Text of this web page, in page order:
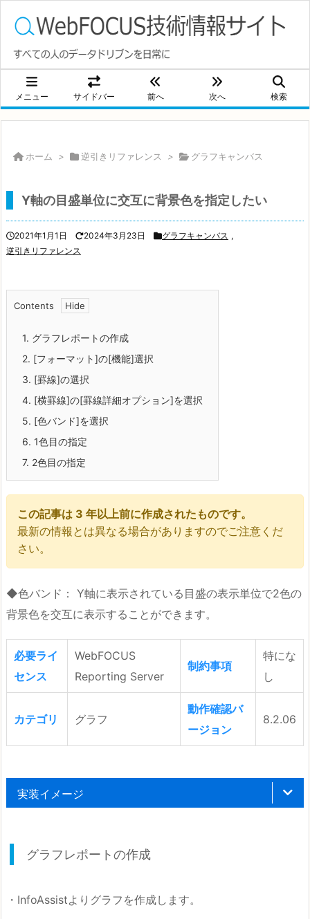
メニュー サイドバー 前へ 次へ 検索
ホーム > 逆引きリファレンス > グラフキャンバス
Y軸の目盛単位に交互に背景色を指定したい
2021年1月1日 2024年3月23日 グラフキャンバス ,
逆引きリファレンス
Contents
1. グラフレポートの作成
2. [フォーマット]の[機能]選択
3. [罫線]の選択
4. [横罫線]の[罫線詳細オプション]を選択
5. [色バンド]を選択
6. 1色目の指定
7. 2色目の指定
この記事は 3 年以上前に作成されたものです。
最新の情報とは異なる場合がありますのでご注意くだ
さい。
◆色バンド： Y軸に表示されている目盛の表示単位で2色の
背景色を交互に表示することができます。
必要ライ
センス
WebFOCUS
Reporting Server
制約事項
特にな
し
カテゴリ グラフ
動作確認バ
ージョン
8.2.06
実装イメージ
グラフレポートの作成
・InfoAssistよりグラフを作成します。